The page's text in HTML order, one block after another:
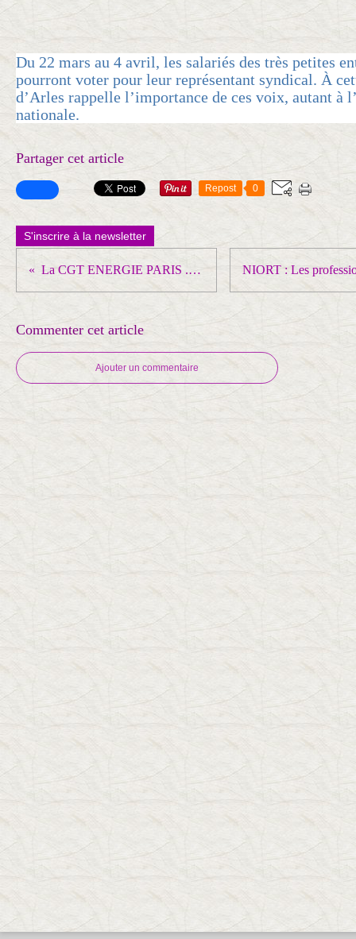
Du 22 mars au 4 avril, les salariés des très petites
pourront voter pour leur représentant syndical. À
d’Arles rappelle l’importance de ces voix, autant à
nationale.
Partager cet article
Repost 0
S'inscrire à la newsletter
La CGT ENERGIE PARIS .. à toute la CGT
Commenter cet article
Ajouter un commentaire